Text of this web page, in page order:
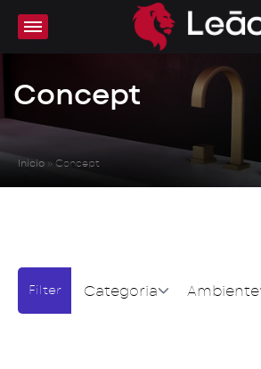
Concept
Início » Concept
Categoria Ambiente